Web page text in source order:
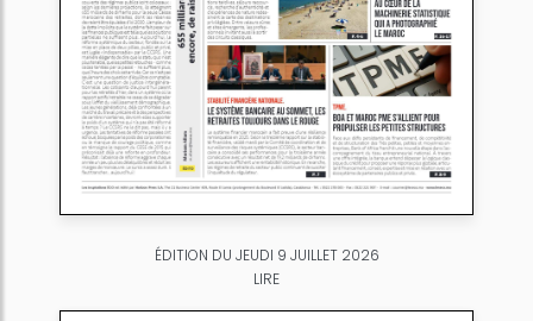
ÉDITION DU JEUDI 9 JUILLET 2026
LIRE